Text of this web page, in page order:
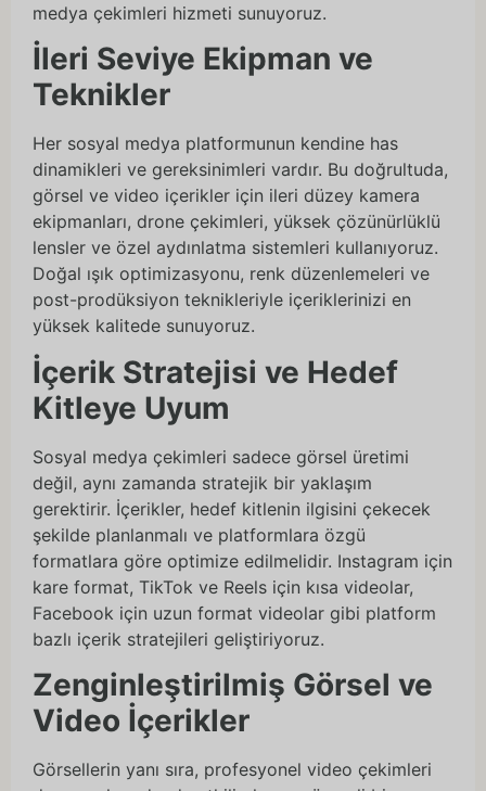
medya çekimleri hizmeti sunuyoruz.
İleri Seviye Ekipman ve
Teknikler
Her sosyal medya platformunun kendine has
dinamikleri ve gereksinimleri vardır. Bu doğrultuda,
görsel ve video içerikler için ileri düzey kamera
ekipmanları, drone çekimleri, yüksek çözünürlüklü
lensler ve özel aydınlatma sistemleri kullanıyoruz.
Doğal ışık optimizasyonu, renk düzenlemeleri ve
post-prodüksiyon teknikleriyle içeriklerinizi en
yüksek kalitede sunuyoruz.
İçerik Stratejisi ve Hedef
Kitleye Uyum
Sosyal medya çekimleri sadece görsel üretimi
değil, aynı zamanda stratejik bir yaklaşım
gerektirir. İçerikler, hedef kitlenin ilgisini çekecek
şekilde planlanmalı ve platformlara özgü
formatlara göre optimize edilmelidir. Instagram için
kare format, TikTok ve Reels için kısa videolar,
Facebook için uzun format videolar gibi platform
bazlı içerik stratejileri geliştiriyoruz.
Zenginleştirilmiş Görsel ve
Video İçerikler
Görsellerin yanı sıra, profesyonel video çekimleri